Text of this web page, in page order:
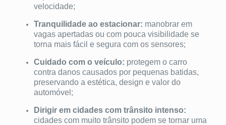
velocidade;
Tranquilidade ao estacionar: manobrar em
vagas apertadas ou com pouca visibilidade se
torna mais fácil e segura com os sensores;
Cuidado com o veículo: protegem o carro
contra danos causados por pequenas batidas,
preservando a estética, design e valor do
automóvel;
Dirigir em cidades com trânsito intenso:
cidades com muito trânsito podem se tornar uma